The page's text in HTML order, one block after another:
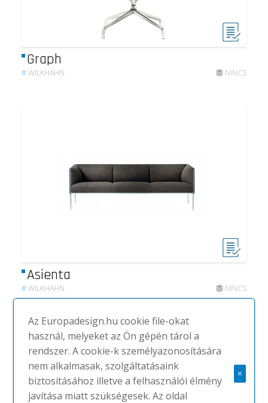
Graph
#WILKHAHN NINCS
Asienta
#WILKHAHN NINCS
Az Europadesign.hu cookie file-okat
használ, melyeket az Ön gépén tárol a
rendszer. A cookie-k személyazonosítására
nem alkalmasak, szolgáltatásaink
biztosításához illetve a felhasználói élmény
javítása miatt szükségesek. Az oldal
×